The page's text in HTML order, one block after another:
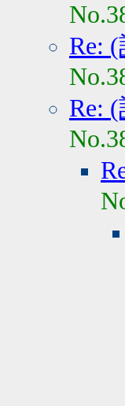
Re:
Re: